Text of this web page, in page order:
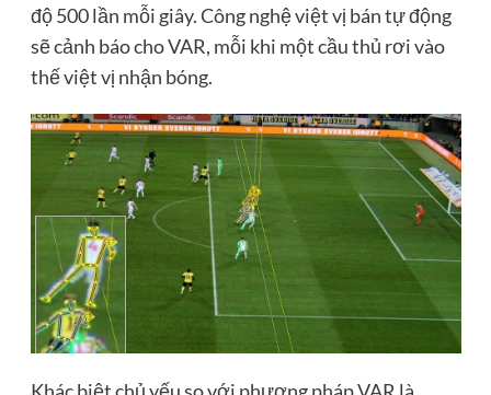
độ 500 lần mỗi giây. Công nghệ việt vị bán tự động
sẽ cảnh báo cho VAR, mỗi khi một cầu thủ rơi vào
thế việt vị nhận bóng.